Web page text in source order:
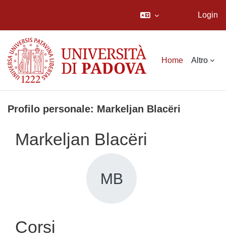
Login
Home Altro
Profilo personale: Markeljan Blacëri
Markeljan Blacëri
MB
Corsi